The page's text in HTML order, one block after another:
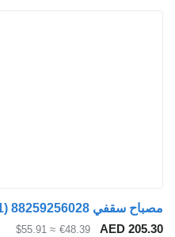
€48.39
≈ $55.91